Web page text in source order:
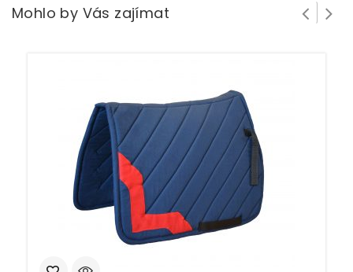
Mohlo by Vás zajímat